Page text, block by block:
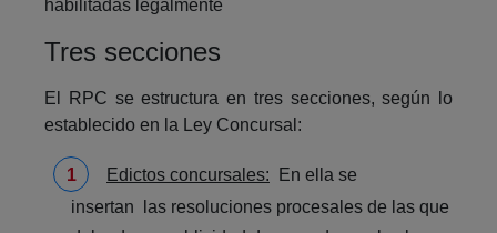
habilitadas legalmente
Tres secciones
El RPC se estructura en tres secciones, según lo
establecido en la Ley Concursal:
Edictos concursales: En ella se
insertan las resoluciones procesales de las que